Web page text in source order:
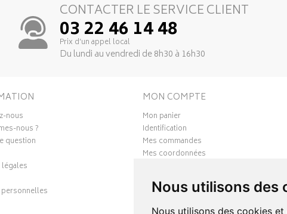
Nous utilisons des
Nous utilisons des cookies
CONTACTER LE SERVICE CLIENT
03 22 46 14 48
Prix d’un appel local
Du lundi au vendredi de 8h30 à 16h30
nous
nous ?
question
MON COMPTE
Mon panier
Identification
Mes commandes
Mes coordonnées
Mes favoris
Mes préférences Cookies